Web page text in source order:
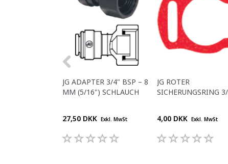
JG ADAPTER 3/4" BSP – 8
MM (5/16") SCHLAUCH
27,50 DKK Exkl. MwSt
JG ROTER
SICHERUNGSRING
4,00 DKK Exkl. MwSt